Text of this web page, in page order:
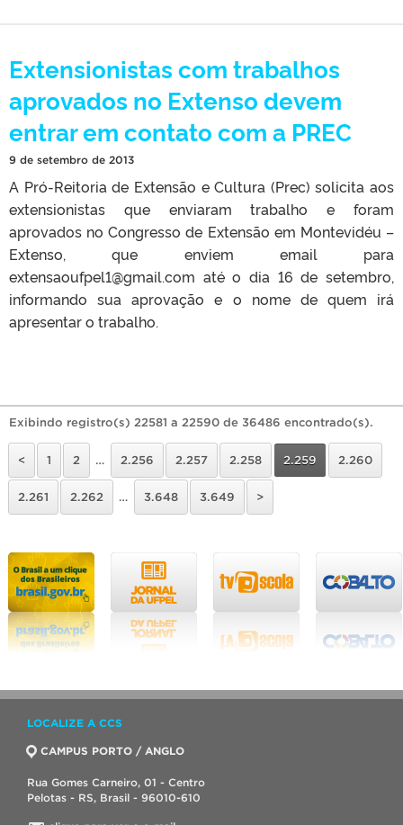
Extensionistas com trabalhos
aprovados no Extenso devem
entrar em contato com a PREC
9 de setembro de 2013
A Pró-Reitoria de Extensão e Cultura (Prec) solicita aos
extensionistas que enviaram trabalho e foram
aprovados no Congresso de Extensão em Montevidéu –
Extenso, que enviem email para
extensaoufpel1@gmail.com até o dia 16 de setembro,
informando sua aprovação e o nome de quem irá
apresentar o trabalho.
Exibindo registro(s) 22581 a 22590 de 36486 encontrado(s).
< 1 2 … 2.256 2.257 2.258 2.259 2.260
2.261 2.262 … 3.648 3.649 >
LOCALIZE A CCS
CAMPUS PORTO / ANGLO
Rua Gomes Carneiro, 01 - Centro
Pelotas - RS, Brasil - 96010-610